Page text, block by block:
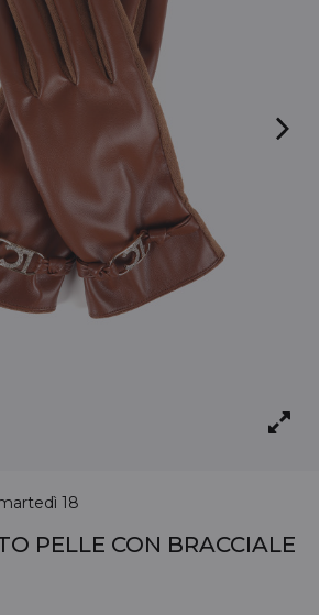
18
PELLE CON BRACCIALE